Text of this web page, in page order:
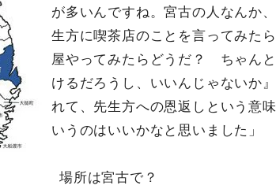
が多いんですね。宮古の人なんか
生方に喫茶店のことを言ってみた
屋やってみたらどうだ？ ちゃん
けるだろうし、いいんじゃないか
れて、先生方への恩返しという意
いうのはいいかなと思いました」
場所は宮古で？